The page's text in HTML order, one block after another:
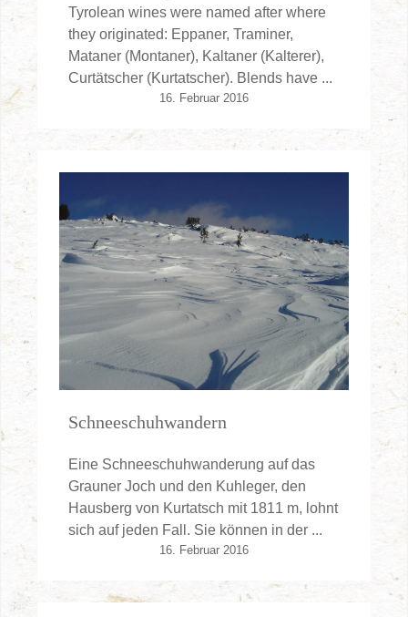
Tyrolean wines were named after where
they originated: Eppaner, Traminer,
Mataner (Montaner), Kaltaner (Kalterer),
Curtätscher (Kurtatscher). Blends have ...
16. Februar 2016
Schneeschuhwandern
Eine Schneeschuhwanderung auf das
Grauner Joch und den Kuhleger, den
Hausberg von Kurtatsch mit 1811 m, lohnt
sich auf jeden Fall. Sie können in der ...
16. Februar 2016